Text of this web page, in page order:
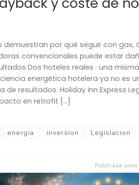
demuestran por qué seguir con gas,
convencionales puede estar
Dos hoteles reales · una misma
energética hotelera ya no es
de resultados. Holiday Inn Express
en retrofit […]
energia inversion Legislacion
Publicada junio